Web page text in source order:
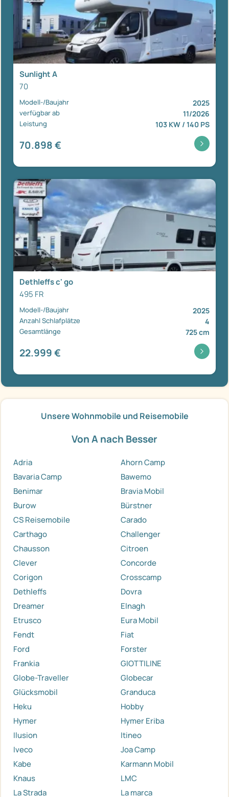
Sunlight A
70
Modell-/Baujahr 2025
verfügbar ab 11/2026
Leistung 103 KW / 140 PS
70.898 €
Dethleffs c' go
495 FR
Modell-/Baujahr 2025
Anzahl Schlafplätze 4
Gesamtlänge 725 cm
22.999 €
Unsere Wohnmobile und Reisemobile
Von A nach Besser
Adria
Ahorn Camp
Bavaria Camp
Bawemo
Benimar
Bravia Mobil
Burow
Bürstner
CS Reisemobile
Carado
Carthago
Challenger
Chausson
Citroen
Clever
Concorde
Corigon
Crosscamp
Dethleffs
Dovra
Dreamer
Elnagh
Etrusco
Eura Mobil
Fendt
Fiat
Ford
Forster
Frankia
GIOTTILINE
Globe-Traveller
Globecar
Glücksmobil
Granduca
Heku
Hobby
Hymer
Hymer Eriba
Ilusion
Itineo
Iveco
Joa Camp
Kabe
Karmann Mobil
Knaus
LMC
La Strada
La marca